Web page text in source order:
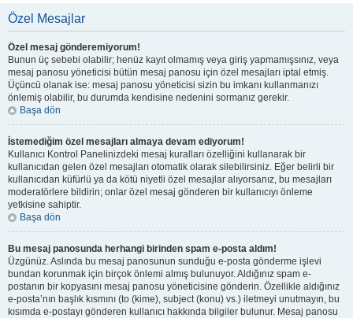
Özel Mesajlar
Özel mesaj gönderemiyorum!
Bunun üç sebebi olabilir; henüz kayıt olmamış veya giriş yapmamışsınız, veya
mesaj panosu yöneticisi bütün mesaj panosu için özel mesajları iptal etmiş.
Üçüncü olanak ise: mesaj panosu yöneticisi sizin bu imkanı kullanmanızı
önlemiş olabilir, bu durumda kendisine nedenini sormanız gerekir.
Başa dön
İstemediğim özel mesajları almaya devam ediyorum!
Kullanıcı Kontrol Panelinizdeki mesaj kuralları özelliğini kullanarak bir
kullanıcıdan gelen özel mesajları otomatik olarak silebilirsiniz. Eğer belirli bir
kullanıcıdan küfürlü ya da kötü niyetli özel mesajlar alıyorsanız, bu mesajları
moderatörlere bildirin; onlar özel mesaj gönderen bir kullanıcıyı önleme
yetkisine sahiptir.
Başa dön
Bu mesaj panosunda herhangi birinden spam e-posta aldım!
Üzgünüz. Aslında bu mesaj panosunun sunduğu e-posta gönderme işlevi
bundan korunmak için birçok önlemi almış bulunuyor. Aldığınız spam e-
postanın bir kopyasını mesaj panosu yöneticisine gönderin. Özellikle aldığınız
e-posta’nın başlık kısmını (to (kime), subject (konu) vs.) iletmeyi unutmayın, bu
kısımda e-postayı gönderen kullanıcı hakkında bilgiler bulunur. Mesaj panosu